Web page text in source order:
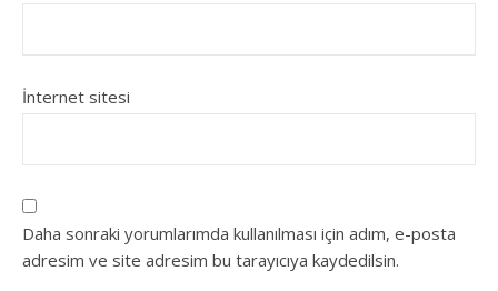
İnternet sitesi
Daha sonraki yorumlarımda kullanılması için adım, e-posta
adresim ve site adresim bu tarayıcıya kaydedilsin.